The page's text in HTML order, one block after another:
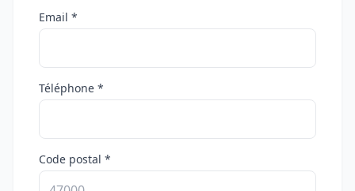
Email *
Téléphone *
Code postal *